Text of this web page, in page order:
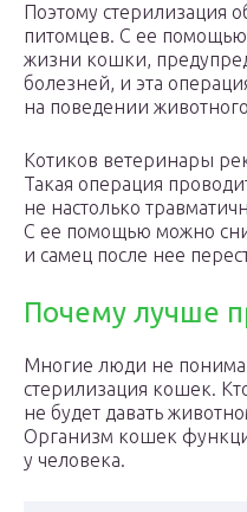
Поэтому стерилизация
питомцев. С ее
жизни кошки,
болезней, и эта
на поведении
Котиков ветеринары
Такая операция
не настолько
С ее помощью можно
и самец после нее
Почему лучше
Многие люди не
стерилизация кошек.
не будет давать
Организм кошек
у человека.